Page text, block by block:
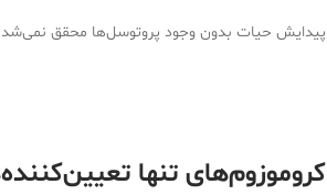
پیدایش حیات بدون وجود پروتوسل‌ها محقق
کروموزوم‌های تنها